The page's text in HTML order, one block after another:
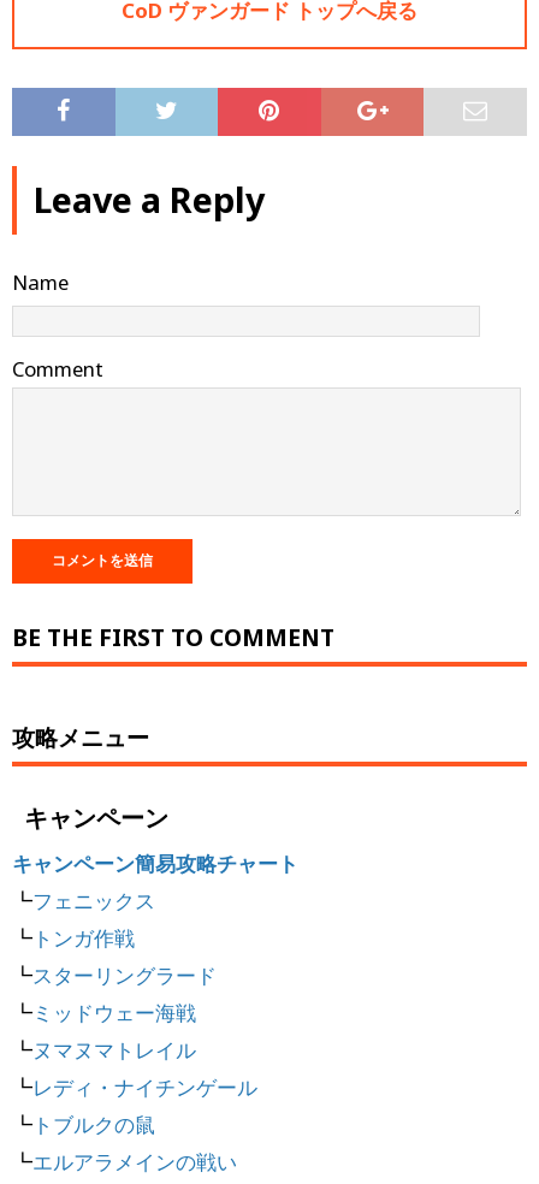
CoD ヴァンガード トップへ戻る
Leave a Reply
Name
Comment
BE THE FIRST TO COMMENT
攻略メニュー
キャンペーン
キャンペーン簡易攻略チャート
┗フェニックス
┗ トンガ作戦
┗スターリングラード
┗ミッドウェー海戦
┗ヌマヌマトレイル
┗レディ・ナイチンゲール
┗ トブルクの鼠
┗エルアラメインの戦い